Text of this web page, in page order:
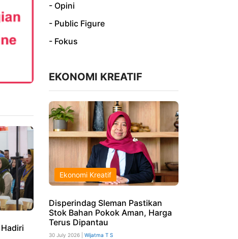
- Opini
- Public Figure
- Fokus
EKONOMI KREATIF
Ekonomi Kreatif
Disperindag Sleman Pastikan
Stok Bahan Pokok Aman, Harga
Terus Dipantau
30 July 2026 | Wijatma T S